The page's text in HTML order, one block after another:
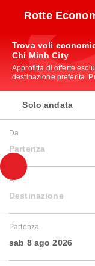
Rotte
Trova voli
Chi Minh City
Approfitta di offerte
destinazione preferita.
Solo andata
Da
Partenza
A
Destinazione
Partenza
sab 8 ago 2026